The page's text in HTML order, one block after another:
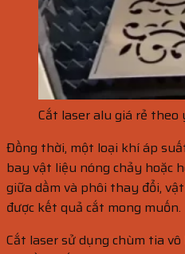
Cắt laser alu giá rẻ theo
Đồng thời, một loại khí áp
bay vật liệu nóng chảy hoặc
giữa dầm và phôi thay đổi,
được kết quả cắt mong muốn.
Cắt laser sử dụng chùm tia